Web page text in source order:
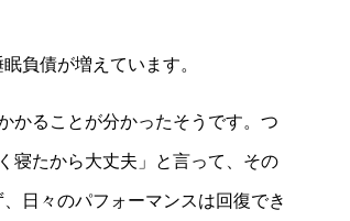
負債が増えています。
かることが分かったそうです。つ
寝たから大丈夫」と言って、その
日々のパフォーマンスは回復でき